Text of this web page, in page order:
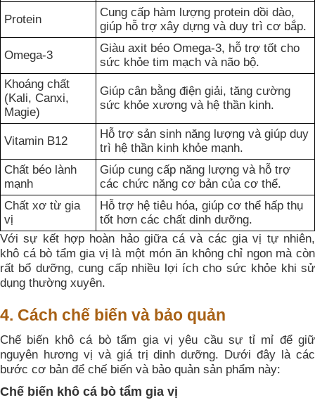
Protein
Cung cấp hàm lượng protein dồi dào,
giúp hỗ trợ xây dựng và duy trì cơ bắp.
Omega-3
Giàu axit béo Omega-3, hỗ trợ tốt cho
sức khỏe tim mạch và não bộ.
Khoáng chất
(Kali, Canxi,
Magie)
Giúp cân bằng điện giải, tăng cường
sức khỏe xương và hệ thần kinh.
Vitamin B12
Hỗ trợ sản sinh năng lượng và giúp duy
trì hệ thần kinh khỏe mạnh.
Chất béo lành
mạnh
Giúp cung cấp năng lượng và hỗ trợ
các chức năng cơ bản của cơ thể.
Chất xơ từ gia
vị
Hỗ trợ hệ tiêu hóa, giúp cơ thể hấp thụ
tốt hơn các chất dinh dưỡng.
Với sự kết hợp hoàn hảo giữa cá và các gia vị tự nhiên,
khô cá bò tẩm gia vị là một món ăn không chỉ ngon mà còn
rất bổ dưỡng, cung cấp nhiều lợi ích cho sức khỏe khi sử
dụng thường xuyên.
4. Cách chế biến và bảo quản
Chế biến khô cá bò tẩm gia vị yêu cầu sự tỉ mỉ để giữ
nguyên hương vị và giá trị dinh dưỡng. Dưới đây là các
bước cơ bản để chế biến và bảo quản sản phẩm này:
Chế biến khô cá bò tẩm gia vị